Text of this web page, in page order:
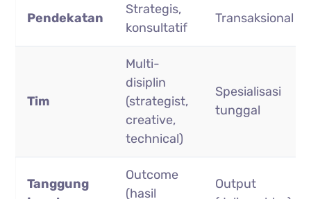
Pendekatan
Strategis,
konsultatif
Transaksional
Tim
Multi-
disiplin
(strategist,
creative,
technical)
Spesialisasi
tunggal
Tanggung
Outcome
(hasil
Output